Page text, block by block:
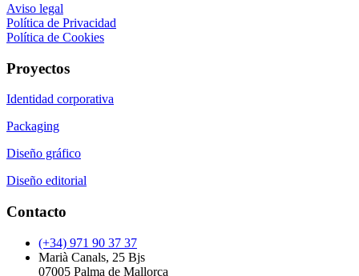
Aviso legal
Política de Privacidad
Política de Cookies
Proyectos
Identidad corporativa
Packaging
Diseño gráfico
Diseño editorial
Contacto
(+34) 971 90 37 37
Marià Canals, 25 Bjs
07005 Palma de Mallorca